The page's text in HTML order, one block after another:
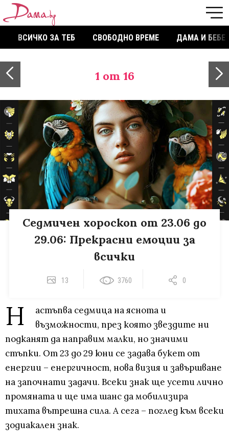
ВСИЧКО ЗА ТЕБ СВОБОДНО ВРЕМЕ ДАМА И БЕБЕ
1 от 16
Седмичен хороскоп от 23.06 до
29.06: Прекрасни емоции за
всички
13 3760 0
Н
астъпва седмица на яснота и
възможности, през която звездите ни
подканят да направим малки, но значими
стъпки. От 23 до 29 юни се задава букет от
енергии – енергичност, нова визия и завършване
на започнати задачи. Всеки знак ще усети лично
промяната и ще има шанс да мобилизира
тихата вътрешна сила. А сега – поглед към всеки
зодиакален знак.